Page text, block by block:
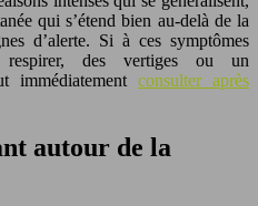
qui s’étend bien au-delà de la
d’alerte. Si à ces symptômes
des vertiges ou un
immédiatement consulter après
autour de la